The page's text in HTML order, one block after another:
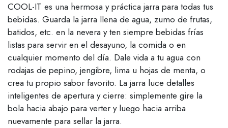
COOL-IT es una hermosa y práctica jarra para todas tus
bebidas. Guarda la jarra llena de agua, zumo de frutas,
batidos, etc. en la nevera y ten siempre bebidas frías
listas para servir en el desayuno, la comida o en
cualquier momento del día. Dale vida a tu agua con
rodajas de pepino, jengibre, lima u hojas de menta, o
crea tu propio sabor favorito. La jarra luce detalles
inteligentes de apertura y cierre: simplemente gire la
bola hacia abajo para verter y luego hacia arriba
nuevamente para sellar la jarra.